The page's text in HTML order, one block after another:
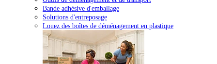
Bande adhésive d'emballage
Solutions d'entreposage
Louez des boîtes de déménagement en plastique